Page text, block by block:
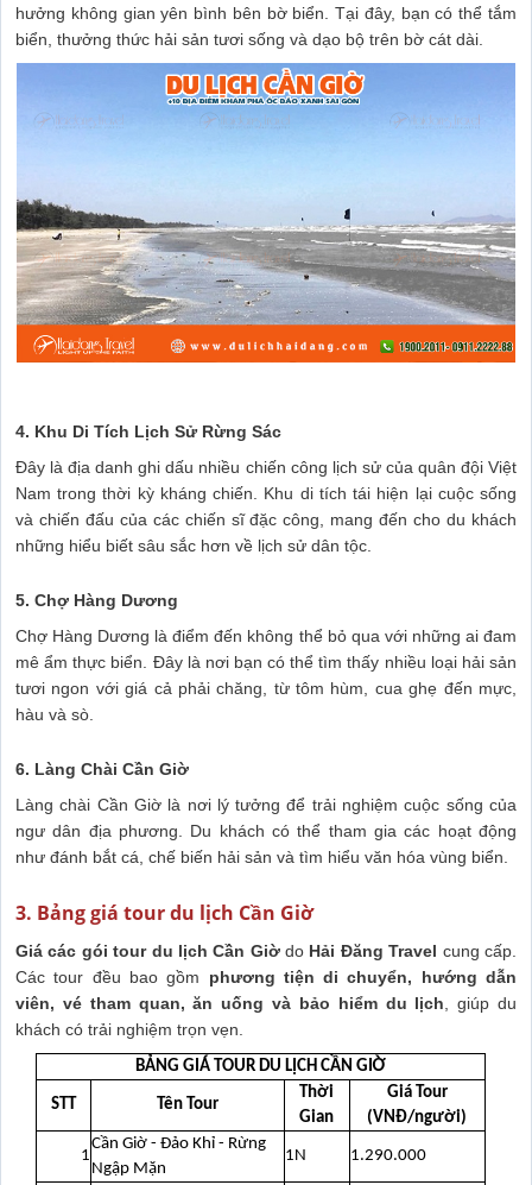
hưởng không gian yên bình bên bờ biển. Tại đây, bạn có thể tắm
biển, thưởng thức hải sản tươi sống và dạo bộ trên bờ cát dài.
4. Khu Di Tích Lịch Sử Rừng Sác
Đây là địa danh ghi dấu nhiều chiến công lịch sử của quân đội Việt
Nam trong thời kỳ kháng chiến. Khu di tích tái hiện lại cuộc sống
và chiến đấu của các chiến sĩ đặc công, mang đến cho du khách
những hiểu biết sâu sắc hơn về lịch sử dân tộc.
5. Chợ Hàng Dương
Chợ Hàng Dương là điểm đến không thể bỏ qua với những ai đam
mê ẩm thực biển. Đây là nơi bạn có thể tìm thấy nhiều loại hải sản
tươi ngon với giá cả phải chăng, từ tôm hùm, cua ghẹ đến mực,
hàu và sò.
6. Làng Chài Cần Giờ
Làng chài Cần Giờ là nơi lý tưởng để trải nghiệm cuộc sống của
ngư dân địa phương. Du khách có thể tham gia các hoạt động
như đánh bắt cá, chế biến hải sản và tìm hiểu văn hóa vùng biển.
3. Bảng giá tour du lịch Cần Giờ
Giá các góitour du lịch Cần Giờdo Hải Đăng Travel cung cấp.
Các tour đều bao gồm phương tiện di chuyển, hướng dẫn
viên, vé tham quan, ăn uống và bảo hiểm du lịch , giúp du
khách có trải nghiệm trọn vẹn.
BẢNG GIÁ TOUR DU LỊCH CẦN GIỜ
STT Tên Tour
Thời
Gian
Giá Tour
(VNĐ/người)
1
Cần Giờ - Đảo Khỉ - Rừng
Ngập Mặn
1N 1.290.000